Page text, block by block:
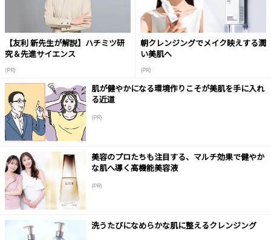
【友利 新先生が解説】ハチミツ研
究＆先進サイエンス
(PR)
朝クレンジングでメイク映えする潤
い美肌へ
(PR)
肌が健やかになる環境作りこそが美肌を手に入れ
る近道
(PR)
美容のプロたちも注目する、マルチ効果で健やか
な肌へ導く高機能美容液
(PR)
洗うたびになめらかな肌に整えるクレンジング